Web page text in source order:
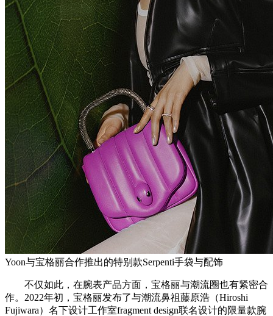
Yoon与宝格丽合作推出的特别款Serpenti手袋与配饰
不仅如此，在腕表产品方面，宝格丽与潮流圈也有紧密合
作。2022年初，宝格丽发布了与潮流鼻祖藤原浩（Hiroshi
Fujiwara）名下设计工作室fragment design联名设计的限量款腕